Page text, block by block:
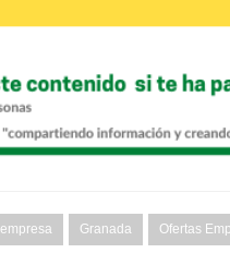
empresa Granada Ofertas